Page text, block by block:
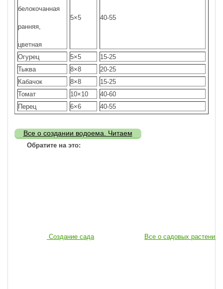
белокочанная
ранняя,
цветная
5×5 40-55
Огурец 5×5
15-25
Тыква
8×8
20-25
Кабачок
8×8
15-25
Томат
10×10
40-60
Перец
6×6 40-55
Все о создании водоема. Читаем
Обратите на это:
Создание сада Все о садовых растениях